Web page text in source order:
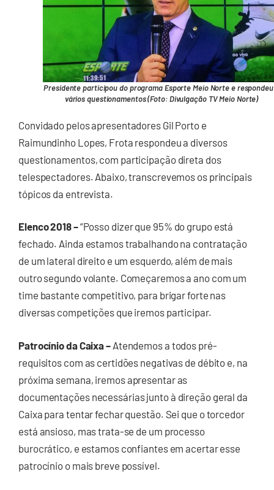
Presidente participou do programa Esporte Meio Norte e
vários questionamentos (Foto: Divulgação TV Meio Norte)
Convidado pelos apresentadores Gil Porto e
Raimundinho Lopes, Frota respondeu a diversos
questionamentos, com participação direta dos
telespectadores. Abaixo, transcrevemos os principais
tópicos da entrevista.
Elenco 2018 –“Posso dizer que 95% do grupo está
fechado. Ainda estamos trabalhando na contratação
de um lateral direito e um esquerdo, além de mais
outro segundo volante. Começaremos a ano com um
time bastante competitivo, para brigar forte nas
diversas competições que iremos participar.
Patrocínio da Caixa – Atendemos a todos pré-
requisitos com as certidões negativas de débito e, na
próxima semana, iremos apresentar as
documentações necessárias junto à direção geral da
Caixa para tentar fechar questão. Sei que o torcedor
está ansioso, mas trata-se de um processo
burocrático, e estamos confiantes em acertar esse
patrocínio o mais breve possível.